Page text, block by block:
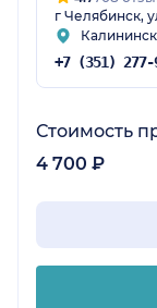
г Челябинск,
Стоимость
4 700 ₽